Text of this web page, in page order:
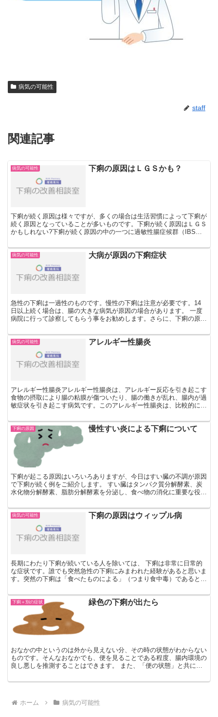
病気の可能性
staff
関連記事
病気の可能性 下痢の原因はＬＧＳかも？
下痢が続く原因は様々ですが、多くの場合は生活習慣によって下痢が
続く原因となっていることが多いものです。下痢が続く原因はＬＧＳ
かもしれない?下痢が続く原因の中の一つに過敏性腸症候群（IBS）
病気の可能性 大病が原因の下痢症状
急性の下痢は一過性のものです。慢性の下痢は注意が必要です。14
日以上続く場合は、腸の大きな病気が原因の場合があります。 一度
病院に行って診察してもらう事をお勧めします。さらに、下痢の原因
病気の可能性 アレルギー性腸炎
アレルギー性腸炎アレルギー性腸炎は、アレルギー反応を引き起こす
食物の摂取により腸の粘膜が傷ついたり、腸の働きが乱れ、腸内が過
敏症状を引き起こす病気です。このアレルギー性腸炎は、比較的に乳
下痢の原因 慢性すい炎による下痢について
下痢が起こる原因はいろいろありますが、今日はすい臓の不調が原因
で下痢が続く例をご紹介します。 すい臓はタンパク質分解酵素、炭
水化物分解酵素、脂肪分解酵素を分泌し、食べ物の消化に重要な役割
病気の可能性 下痢の原因はウィップル病
長期にわたり下痢が続いている人を除いては、 下痢は非常に日常的
な症状です。誰でも突然急性の下痢にみまわれた経験があると思いま
す。突然の下痢は「食べたものによる」（つまり食中毒）であると多
下痢＋別の症状 緑色の下痢が出たら
おなかの中というのは外から見えない分、その時の状態がわからない
ものです。そんなおなかでも、便を見ることである程度、腸内環境の
良し悪しを推測することはできます。 また、「便の状態」と共に、
ホーム 病気の可能性